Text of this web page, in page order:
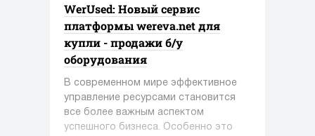
WerUsed: Новый сервис
платформы wereva.net для
купли - продажи б/у
оборудования
В современном мире эффективное
управление ресурсами становится
все более важным аспектом
успешного бизнеса. Особенно это